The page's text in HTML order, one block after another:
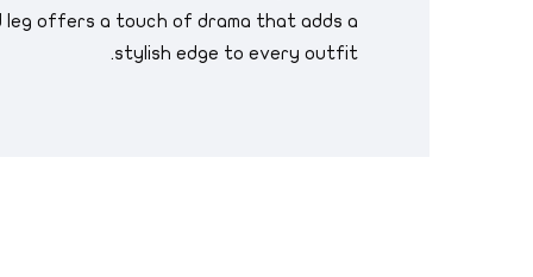
leg offers a touch of drama that adds a
stylish edge to every outfit.